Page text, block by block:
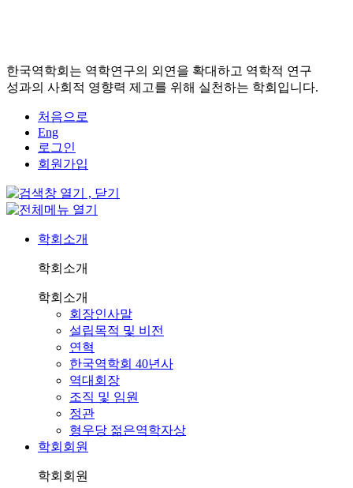
한국역학회는 역학연구의 외연을 확대하고 역학적 연구
성과의 사회적 영향력 제고를 위해 실천하는 학회입니다.
처음으로
Eng
로그인
회원가입
학회소개
학회소개
학회소개
회장인사말
설립목적 및 비전
연혁
한국역학회 40년사
역대회장
조직 및 임원
정관
형우당 젊은역학자상
학회회원
학회회원